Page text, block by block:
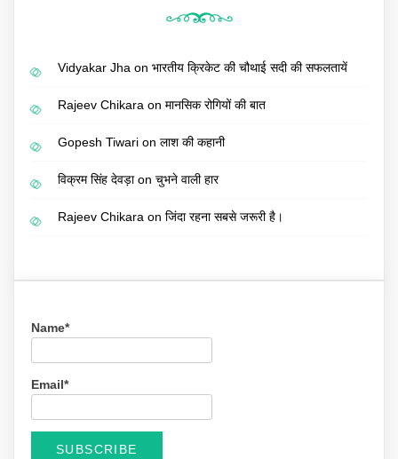
Vidyakar Jha on भारतीय क्रिकेट की चौथाई सदी की सफलतायें
Rajeev Chikara on मानसिक रोगियों की बात
Gopesh Tiwari on लाश की कहानी
विक्रम सिंह देवड़ाon चुभने वाली हार
Rajeev Chikara on जिंदा रहना सबसे जरूरी है।
Name*
Email*